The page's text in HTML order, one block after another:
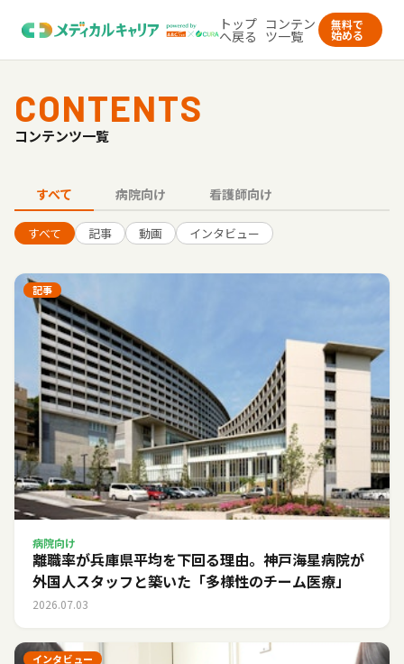
トップ
へ戻る
コンテン
ツ一覧
無料で
始める
CONTENTS
コンテンツ一覧
すべて 病院向け 看護師向け
すべて 記事 動画 インタビュー
記事
病院向け
離職率が兵庫県平均を下回る理由。神戸海星病院が
外国人スタッフと築いた「多様性のチーム医療」
2026.07.03
インタビュー